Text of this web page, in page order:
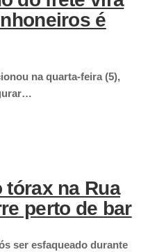
é
na quarta-feira (5),
na Rua
perto de bar
ser esfaqueado durante